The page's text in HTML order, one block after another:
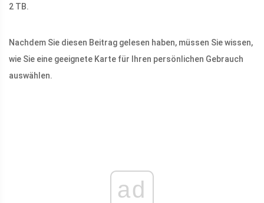
2 TB.
Nachdem Sie diesen Beitrag gelesen haben, müssen Sie wissen,
wie Sie eine geeignete Karte für Ihren persönlichen Gebrauch
auswählen.
ad